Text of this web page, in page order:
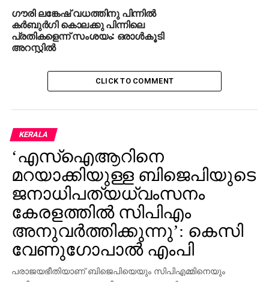
ഗൗരി ലങ്കേഷ് വധത്തിനു പിന്നില്‍
കര്‍ബുര്‍ഗി കൊലക്കു പിന്നിലെ
പ്രതികളെന്ന് സംശയം: ഒരാള്‍കൂടി
അറസ്റ്റില്‍
CLICK TO COMMENT
KERALA
‘എസ്‌ഐആറിനെ
മറയാക്കിയുള്ള ബിജെപിയുടെ
ജനാധിപത്യധ്വംസനം
കേരളത്തില്‍ സിപിഎം
അനുവര്‍ത്തിക്കുന്നു’: കെസി
വേണുഗോപാല്‍ എംപി
പരാജയഭീതിയാണ് ബിജെപിയെയും സിപിഎമ്മിനെയും